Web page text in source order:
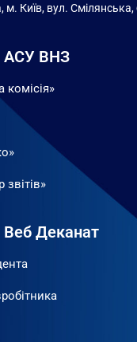
м. Київ, вул. Смілянська,
АСУ ВНЗ
Деканат